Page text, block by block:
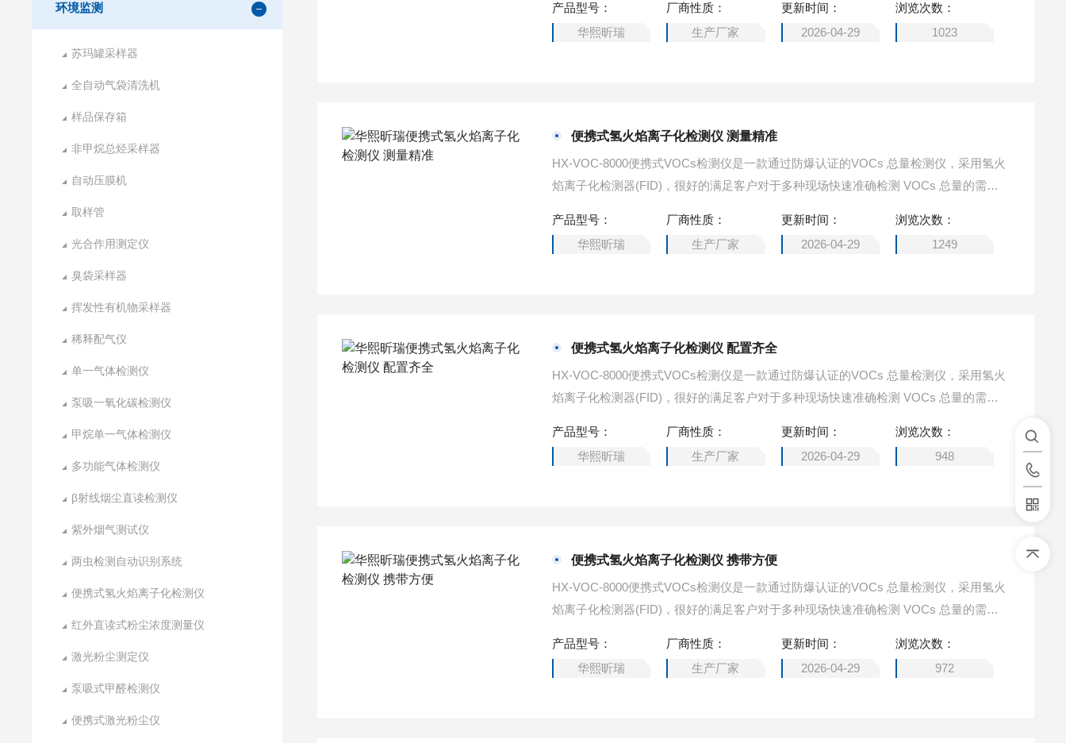
环境监测
苏玛罐采样器
全自动气袋清洗机
样品保存箱
非甲烷总烃采样器
自动压膜机
取样管
光合作用测定仪
臭袋采样器
挥发性有机物采样器
稀释配气仪
单一气体检测仪
泵吸一氧化碳检测仪
甲烷单一气体检测仪
多功能气体检测仪
β射线烟尘直读检测仪
紫外烟气测试仪
两虫检测自动识别系统
便携式氢火焰离子化检测仪
红外直读式粉尘浓度测量仪
激光粉尘测定仪
泵吸式甲醛检测仪
便携式激光粉尘仪
产品型号：
华熙昕瑞
厂商性质：
生产厂家
更新时间：
2026-04-29
浏览次数：
1023
便携式氢火焰离子化检测仪 测量精准
HX-VOC-8000便携式VOCs检测仪是一款通过防爆认证的VOCs 总量检测仪，采用氢火
焰离子化检测器(FID)，很好的满足客户对于多种现场快速准确检测 VOCs 总量的需
产品型号：
华熙昕瑞
厂商性质：
生产厂家
更新时间：
2026-04-29
浏览次数：
1249
便携式氢火焰离子化检测仪 配置齐全
HX-VOC-8000便携式VOCs检测仪是一款通过防爆认证的VOCs 总量检测仪，采用氢火
焰离子化检测器(FID)，很好的满足客户对于多种现场快速准确检测 VOCs 总量的需
产品型号：
华熙昕瑞
厂商性质：
生产厂家
更新时间：
2026-04-29
浏览次数：
948
便携式氢火焰离子化检测仪 携带方便
HX-VOC-8000便携式VOCs检测仪是一款通过防爆认证的VOCs 总量检测仪，采用氢火
焰离子化检测器(FID)，很好的满足客户对于多种现场快速准确检测 VOCs 总量的需
产品型号：
华熙昕瑞
厂商性质：
生产厂家
更新时间：
2026-04-29
浏览次数：
972